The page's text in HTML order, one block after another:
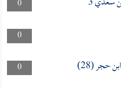
0
0
0
حجر (28)